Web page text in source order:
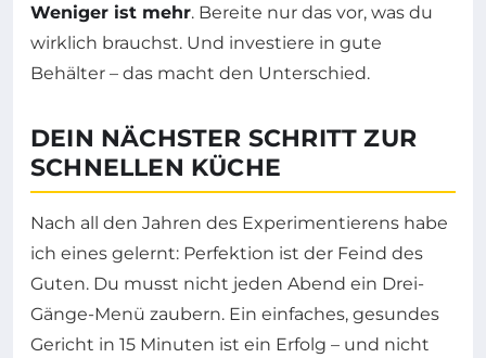
Weniger ist mehr. Bereite nur das vor, was du
wirklich brauchst. Und investiere in gute
Behälter – das macht den Unterschied.
DEIN NÄCHSTER SCHRITT ZUR
SCHNELLEN KÜCHE
Nach all den Jahren des Experimentierens habe
ich eines gelernt: Perfektion ist der Feind des
Guten. Du musst nicht jeden Abend ein Drei-
Gänge-Menü zaubern. Ein einfaches, gesundes
Gericht in 15 Minuten ist ein Erfolg – und nicht